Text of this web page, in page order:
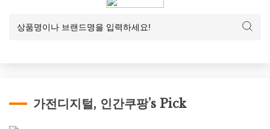
가전디지털, 인간쿠팡’s Pick